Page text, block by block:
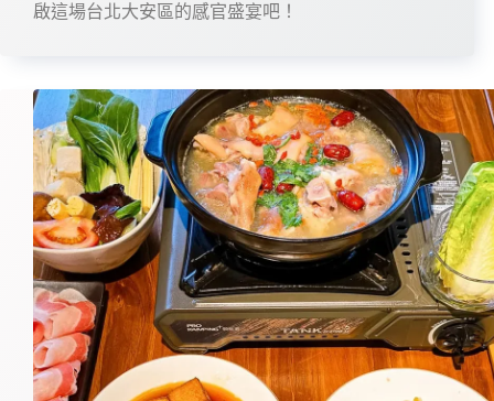
啟這場台北大安區的感官盛宴吧！